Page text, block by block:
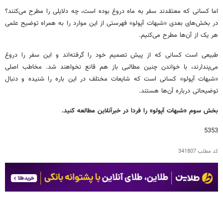
اما کسانی که معتقدند سفر به ماه دروغ بوده است، چه دلایلی را مطرح می‌کنند؟
در بخش‌های بعدی «شبهات آپولو» فهرستی از این موارد را به همراه توضیح علمی
هر یک از آن‌ها مطرح می‌کنیم.
طبیعی است کسانی که از پیش تصمیم خود را گرفته‌اند و این سفر را دروغ
می‌پندارند، با خواندن چنین مطالبی باز هم قانع نخواهند شد. مخاطب اصلی
«شبهات آپولو» کسانی است که شایعات مختلف در این باره را شنیده و دنبال
توضیحاتی درباره آن‌ها هستند.
بخش سوم «شبهات آپولو» را فردا در خبرآنلاین مطالعه کنید.
5353
کد مطلب341807